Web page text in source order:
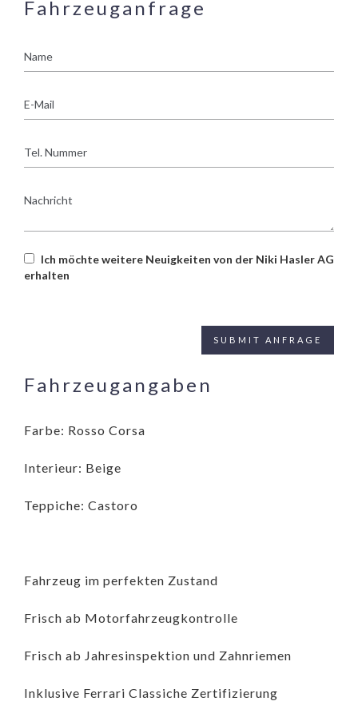
Fahrzeuganfrage
Mail
Nummer
Ich möchte weitere Neuigkeiten von der Niki Hasler AG
erhalten
Fahrzeugangaben
Farbe: Rosso Corsa
Interieur: Beige
Teppiche: Castoro
Fahrzeug im perfekten Zustand
Frisch ab Motorfahrzeugkontrolle
Frisch ab Jahresinspektion und Zahnriemen
Inklusive Ferrari Classiche Zertifizierung